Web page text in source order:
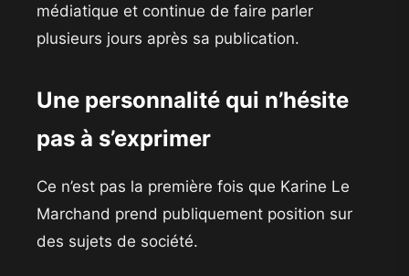
médiatique et continue de faire parler
plusieurs jours après sa publication.
Une personnalité qui n’hésite
pas à s’exprimer
Ce n’est pas la première fois que Karine Le
Marchand prend publiquement position sur
des sujets de société.